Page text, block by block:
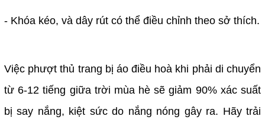
- Khóa kéo, và dây rút có thể điều chỉnh theo sở thích.
Việc phượt thủ trang bị áo điều hoà khi phải di chuyển
từ 6-12 tiếng giữa trời mùa hè sẽ giảm 90% xác suất
bị say nắng, kiệt sức do nắng nóng gây ra. Hãy trải